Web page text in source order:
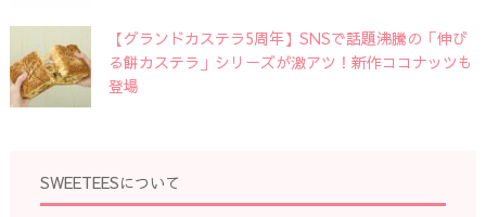
【グランドカステラ5周年】SNSで話題沸騰の「伸び
る餅カステラ」シリーズが激アツ！新作ココナッツも
登場
SWEETEESについて